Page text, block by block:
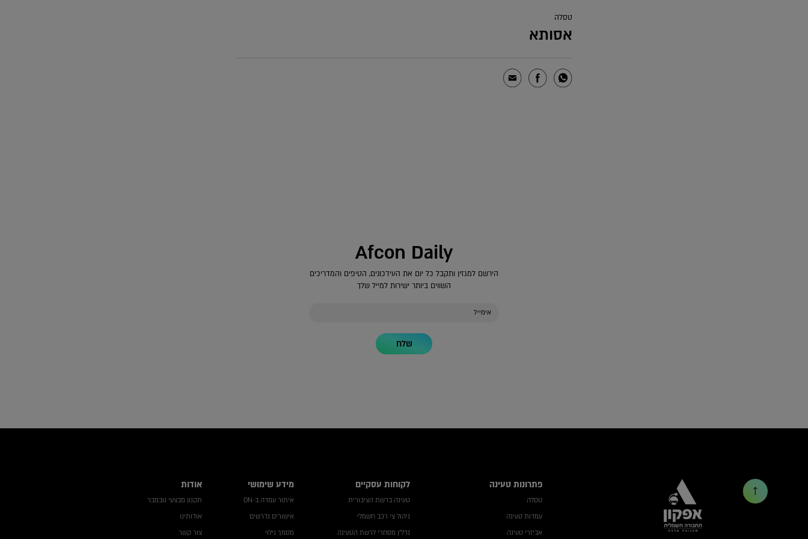
טסלה
אסותא
Afcon Daily
הירשם למגזין ותקבל כל יום את העידכונים, הטיפים והמדריכים
השווים ביותר ישירות למייל שלך
שלח
פתרונות טעינה
טסלה
עמדות טעינה
אביזרי טעינה
לקוחות עסקיים
טעינה ברשת הציבורית
ניהול צי רכב חשמלי
נדל"ן מסחרי לרשת הטעינה
מידע שימושי
איתור עמדה ב-ON
אישורים נדרשים
מסמך גילוי
אודות
תקנון מבצעי נובמבר
אודותינו
צור קשר